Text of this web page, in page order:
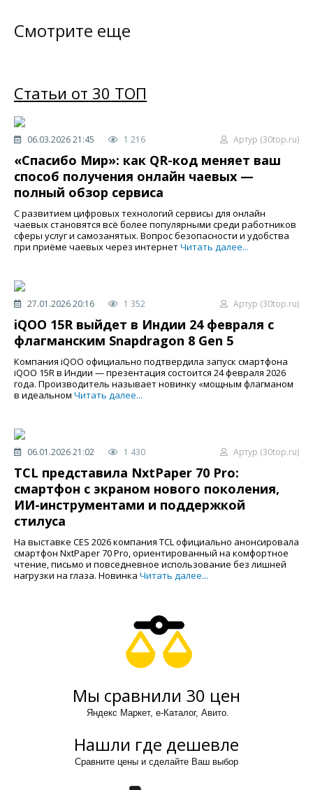
Смотрите еще
Статьи от 30 ТОП
06.03.2026 21:45 1 216 Артур (30top.ru)
«Спасибо Мир»: как QR-код меняет ваш
способ получения онлайн чаевых —
полный обзор сервиса
С развитием цифровых технологий сервисы для онлайн
чаевых становятся всё более популярными среди работников
сферы услуг и самозанятых. Вопрос безопасности и удобства
при приёме чаевых через интернетЧитать далее...
27.01.2026 20:16 1 352 Артур (30top.ru)
iQOO 15R выйдет в Индии 24 февраля с
флагманским Snapdragon 8 Gen 5
Компания iQOO официально подтвердила запуск смартфона
iQOO 15R в Индии — презентация состоится 24 февраля 2026
года. Производитель называет новинку «мощным флагманом
в идеальном Читать далее...
06.01.2026 21:02 1 430 Артур (30top.ru)
TCL представила NxtPaper 70 Pro:
смартфон с экраном нового поколения,
ИИ-инструментами и поддержкой
стилуса
На выставке CES 2026 компания TCL официально анонсировала
смартфон NxtPaper 70 Pro, ориентированный на комфортное
чтение, письмо и повседневное использование без лишней
нагрузки на глаза. Новинка Читать далее...
Мы сравнили 30 цен
Яндекс Маркет, е-Каталог, Авито.
Нашли где дешевле
Сравните цены и сделайте Ваш выбор